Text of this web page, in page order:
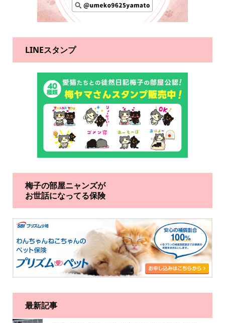
LINEスタンプ
梅子の部屋ニャンズが
お世話になってる保険
最新記事